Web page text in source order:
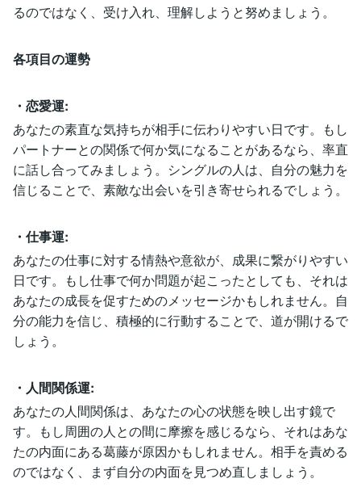
るのではなく、受け入れ、理解しようと努めましょう。
各項目の運勢
・恋愛運:
あなたの素直な気持ちが相手に伝わりやすい日です。もし
パートナーとの関係で何か気になることがあるなら、率直
に話し合ってみましょう。シングルの人は、自分の魅力を
信じることで、素敵な出会いを引き寄せられるでしょう。
・仕事運:
あなたの仕事に対する情熱や意欲が、成果に繋がりやすい
日です。もし仕事で何か問題が起こったとしても、それは
あなたの成長を促すためのメッセージかもしれません。自
分の能力を信じ、積極的に行動することで、道が開けるで
しょう。
・人間関係運:
あなたの人間関係は、あなたの心の状態を映し出す鏡で
す。もし周囲の人との間に摩擦を感じるなら、それはあな
たの内面にある葛藤が原因かもしれません。相手を責める
のではなく、まず自分の内面を見つめ直しましょう。